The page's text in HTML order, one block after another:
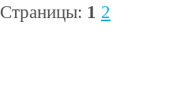
Страницы: 1 2